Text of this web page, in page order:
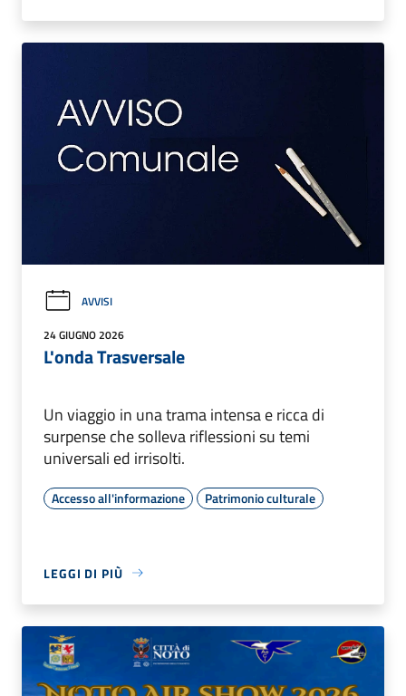
AVVISI
24 GIUGNO 2026
L'onda Trasversale
Un viaggio in una trama intensa e ricca di
surpense che solleva riflessioni su temi
universali ed irrisolti.
Accesso all'informazione Patrimonio culturale
LEGGI DI PIÙ